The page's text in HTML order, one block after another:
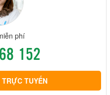
phí
152
TUYẾN